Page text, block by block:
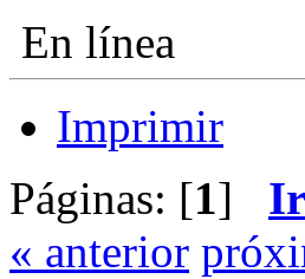
En línea
Imprimir
Páginas: [1]
« anterior